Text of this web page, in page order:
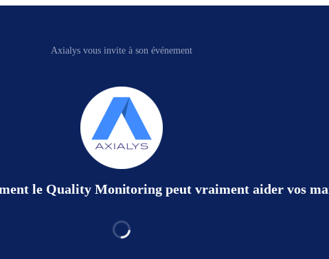
Axialys vous invite à son événement
le Quality Monitoring peut vraiment aider vos